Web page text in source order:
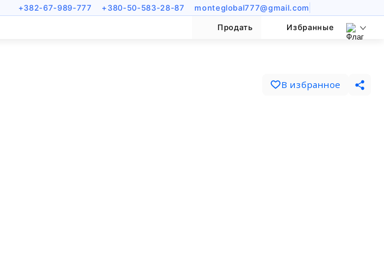
+382-67-989-777 +380-50-583-28-87 monteglobal777@gmail.com
Продать Избранные
В избранное